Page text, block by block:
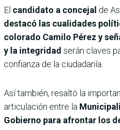
El candidato a concejal de
destacó las cualidades
colorado Camilo Pérez y
y la integridad serán claves
confianza de la ciudadanía.
Así también, resaltó la
articulación entre la
Gobierno para afrontar los